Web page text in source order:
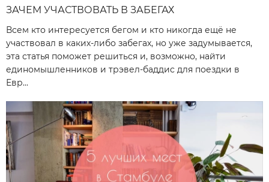
ЗАЧЕМ УЧАСТВОВАТЬ В ЗАБЕГАХ
Всем кто интересуется бегом и кто никогда ещё не
участвовал в каких-либо забегах, но уже задумывается,
эта статья поможет решиться и, возможно, найти
единомышленников и трэвел-баддис для поездки в
Евр...